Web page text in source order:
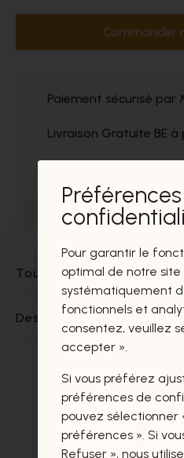
Commander
Paiement sécurisé par
Livraison Gratuite BE
Prélèvement gratuit
Tout sur ce produit
Des questions sur ce
Ces produits
Pour garantir le
optimal de notre site
systématiquement
fonctionnels et
consentez, veuillez
accepter ».
Si vous préférez
préférences de
pouvez sélectionner
préférences ». Si
Refuser », nous